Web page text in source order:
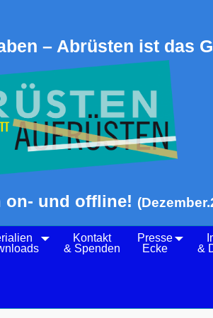
– Abrüsten ist das
on- und offline!
Kontakt
& Spenden
Presse
Ecke
&